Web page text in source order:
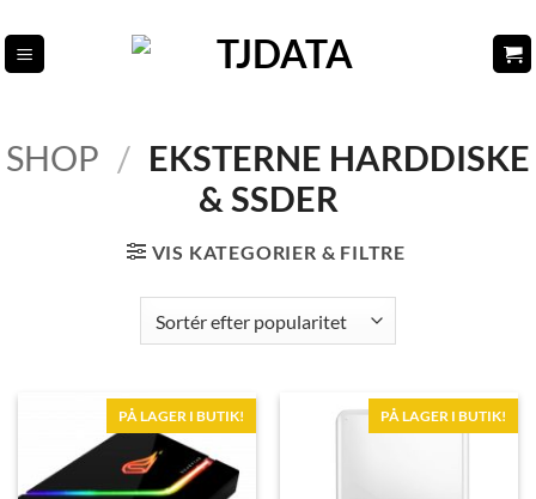
til
indhold
SHOP / EKSTERNE HARDDISKE
& SSDER
VIS KATEGORIER & FILTRE
PÅ LAGER I BUTIK! PÅ LAGER I BUTIK!